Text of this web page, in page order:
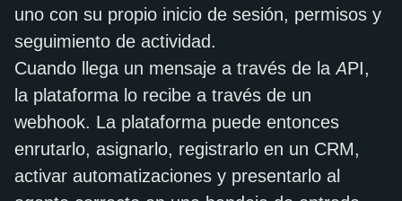
uno con su propio inicio de sesión, permisos y
seguimiento de actividad.
Cuando llega un mensaje a través de la API,
la plataforma lo recibe a través de un
webhook. La plataforma puede entonces
enrutarlo, asignarlo, registrarlo en un CRM,
activar automatizaciones y presentarlo al